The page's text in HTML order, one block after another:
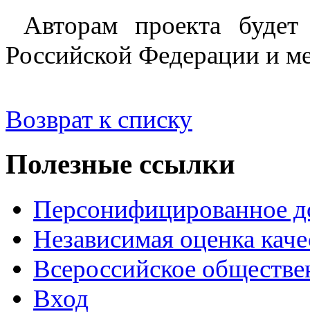
Авторам проекта будет
Российской Федерации и
Возврат к списку
Полезные ссылки
Персонифицированное
Независимая оценка
Всероссийское
Вход